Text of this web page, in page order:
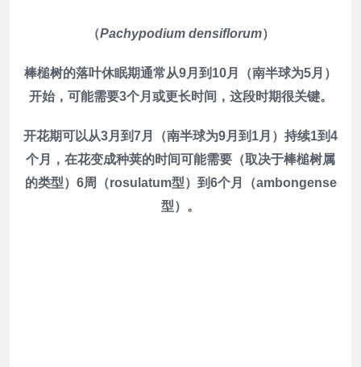
（Pachypodium densiflorum）
棒槌树的落叶休眠期通常从9月到10月（南半球为5月）
开始，可能需要3个月或更长时间，这段时期很关键。
开花期可以从3月到7月（南半球为9月到1月）持续1到4
个月，在花变成种荚的时间可能需要（取决于棒槌树属
的类型）6周（rosulatum型）到6个月（ambongense
型）。